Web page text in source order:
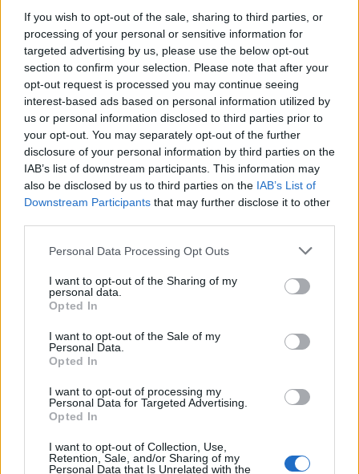
If you wish to opt-out of the sale, sharing to third parties, or
processing of your personal or sensitive information for
targeted advertising by us, please use the below opt-out
section to confirm your selection. Please note that after your
opt-out request is processed you may continue seeing
interest-based ads based on personal information utilized by
us or personal information disclosed to third parties prior to
your opt-out. You may separately opt-out of the further
disclosure of your personal information by third parties on the
IAB’s list of downstream participants. This information may
also be disclosed by us to third parties on the IAB’s List of
Downstream Participants that may further disclose it to other
Personal Data Processing Opt Outs
I want to opt-out of the Sharing of my
personal data.
Opted In
I want to opt-out of the Sale of my
Personal Data.
Opted In
I want to opt-out of processing my
Personal Data for Targeted Advertising.
Opted In
I want to opt-out of Collection, Use,
Retention, Sale, and/or Sharing of my
Personal Data that Is Unrelated with the
ΑΓΓΕΛΙΕΣ